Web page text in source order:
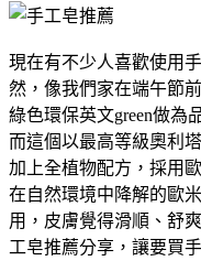
現在有不少人喜歡使用
然，像我們家在端午節
綠色環保英文green做為
而這個以最高等級奧利
加上全植物配方，採用
在自然環境中降解的歐
用，皮膚覺得滑順、舒
工皂推薦分享，讓要買